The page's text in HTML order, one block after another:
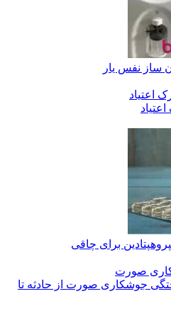
ساز نفس یار
برای چاقی
جوشکاری صورت از حادثه تا